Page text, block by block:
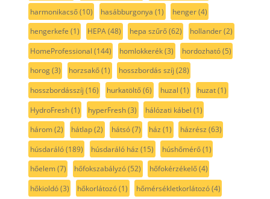
harmonikacső(10) hasábburgonya (1) henger(4)
hengerkefe (1) HEPA(48) hepa szűrő(62) hollander(2)
HomeProfessional (144) homlokkerék(3) hordozható(5)
horog(3) horzsakő(1) hosszbordás szíj (28)
hosszbordásszíj (16) hurkatöltő(6) huzal (1) huzat(1)
HydroFresh(1) hyperFresh(3) hálózati kábel (1)
három(2) hátlap(2) hátsó(7) ház (1) házrész (63)
húsdaráló(189) húsdaráló ház (15) húshőmérő(1)
hőelem(7) hőfokszabályzó(52) hőfokérzékelő(4)
hőkioldó(3) hőkorlátozó(1) hőmérsékletkorlátozó(4)